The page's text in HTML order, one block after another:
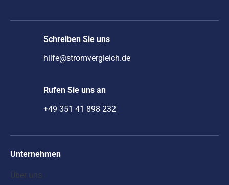
Schreiben Sie uns
hilfe@stromvergleich.de
Rufen Sie uns an
+49 351 41 898 232
Unternehmen
Über uns